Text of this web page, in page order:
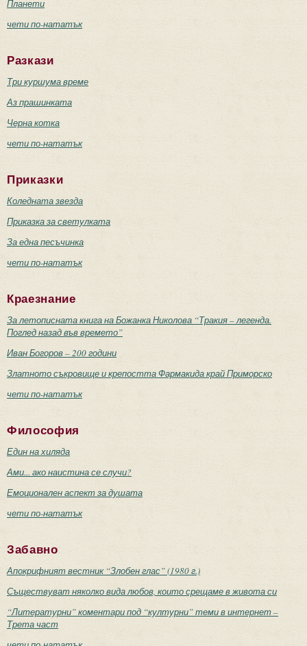
Планети
чети по-нататък
Разкази
Три куршума време
Аз прашинката
Черна котка
чети по-нататък
Приказки
Коледната звезда
Приказка за светулката
За една песъчинка
чети по-нататък
Краезнание
За летописната книга на Божанка Николова “Тракия – легенда.
Поглед назад във времето”
Иван Богоров – 200 години
Златното съкровище и крепостта Фармакида край Приморско
чети по-нататък
Философия
Един на хиляда
Ами... ако наистина се случи?
Емоционален аспект за душата
чети по-нататък
Забавно
Апокрифният вестник “Злобен глас” (1980 г.)
Съществуват няколко вида любов, които срещаме в живота си
“Литературни” коментари под “културни” теми в интернет –
Трета част